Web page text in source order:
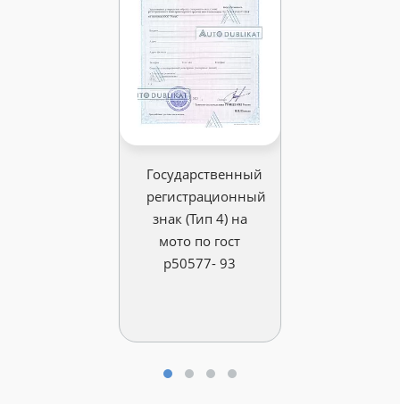
Государственный
регистрационный
знак (Тип 4) на
мото по гост
р50577- 93